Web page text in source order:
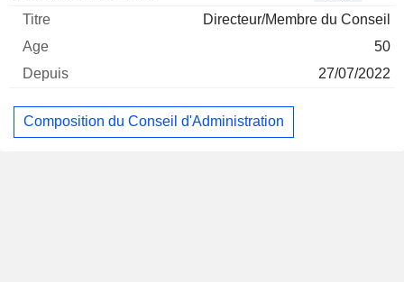
Directeur/Membre du Conseil
50
27/07/2022
Composition du Conseil d'Administration